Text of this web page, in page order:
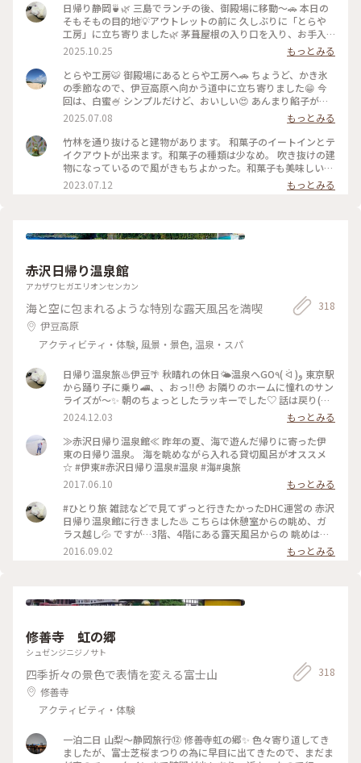
日帰り静岡🍵🌿 三島でランチの後、御殿場に移動〜🚗 本日の
そもそもの目的地💡アウトレットの前に 久しぶりに「とらや
工房」に立ち寄りました🌿 茅葺屋根の入り口を入り、お手入
れされた 林の中を抜けたら…🌲🌳🌲🌳 変わらぬ佇まいの工房
にホッとします☺️ 栗餅とお茶を頂きました🌰🍵美味しい〜😋
その後アウトレットでお買い物を楽しみ😊 途中、休憩ではサ
ングラムでお茶タイム🥤 夜ごはんは混む前の早めの時間に 沼
津魚がし寿司さんで地のものメインの 美味しいお寿司🍣🍣頂
きました(๑>◡<๑) 美味しい静岡、満喫の大満足日帰り旅です
✨✨ #ことりっぷと一緒 #ことりっぷ静岡 #秋の装い #とらや工
房#栗餅 #御殿場プレミアムアウトレット #サングラム #静岡茶
#沼津魚がし寿司 #回転寿司
2025.10.25
もっとみる
とらや工房🐯 御殿場にあるとらや工房へ🚗 ちょうど、かき氷
の季節なので、伊豆高原へ向かう道中に立ち寄りました😁 今
回は、白蜜🍧 シンプルだけど、おいしい😍 あんまり餡子が得
意ではない私でも、とらやの餡子はおいしいです✨ #静岡県#
かき氷 #カフェ
2025.07.08
もっとみる
竹林を通り抜けると建物があります。 和菓子のイートインとテ
イクアウトが出来ます。和菓子の種類は少なめ。 吹き抜けの建
物になっているので風がきもちよかった。和菓子も美味しいで
す。
2023.07.12 もっとみる
赤沢日帰り温泉館
アカザワヒガエリオンセンカン
海と空に包まれるような特別な露天風呂を満喫
伊豆高原
アクティビティ・体験, 風景・景色, 温泉・スパ
318
日帰り温泉旅♨️伊豆🌴 秋晴れの休日🌤️温泉へGO٩( ᐛ )و 東京駅
から踊り子に乗り🚄、、おっ‼️😳 お隣りのホームに憧れのサン
ライズが〜✨ 朝のちょっとしたラッキーでした♡ 話は戻り(笑)
踊り子号で伊豆高原駅へ🚉 そして赤沢日帰り温泉館に♨️ ここ
は私のひとり旅初めての場所😊 当時も日帰りでしたが、とて
も楽しかったので その後旅にハマってしまいました😂 絶景の
インフィニティ露天でキラキラの海を 眺めながら思い出に浸
っていました😌♨️ お風呂はもちろん📷✖️なので、写真はロビー
からの相模湾です🌊🛥️ ここの温泉はお湯👍眺め👍清潔感👍駅
から 送迎バスあり🚌でなかなか良いですょ💯 #秋の彩り #ベス
トトリップ2024 #赤沢日帰り温泉館#DHC#赤沢温泉 #伊豆高原
駅#特急踊り子#シャトルバス #食事処#ランチ#駿河湾#インフ
ィニティ風呂 #露天風呂#絶景#サンライズ瀬戸出雲#東京駅 #
ことりっぷ伊豆
2024.12.03
もっとみる
≫赤沢日帰り温泉館≪ 昨年の夏、海で遊んだ帰りに寄った伊
東の日帰り温泉。 海を眺めながら入れる貸切風呂がオススメ
☆ #伊東#赤沢日帰り温泉#温泉 #海#奥旅
2017.06.10
もっとみる
#ひとり旅 雑誌などで見てずっと行きたかったDHC運営の 赤沢
日帰り温泉館に行きました♨️ こちらは休憩室からの眺め、ガ
ラス越し💦 ですが…3階、4階にある露天風呂からの 眺めは絶
景の一言❗️ 伊豆の海が水平線まで見渡せます😆 上野東京ライン
のお陰で熱海まで行けて、 その先の伊豆半島まで日帰りひとり
2016.09.02 もっとみる
修善寺 虹の郷
シュゼンジニジノサト
四季折々の景色で表情を変える富士山
修善寺
アクティビティ・体験
318
一泊二日 山梨〜静岡旅行⑫ 修善寺虹の郷✨️ 色々寄り道してき
ましたが、富士芝桜まつりの為に早目に出てきたので、まだま